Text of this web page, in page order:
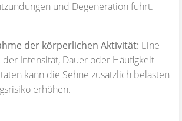
und Degeneration führt.
der körperlichen Aktivität: Eine
Intensität, Dauer oder Häufigkeit
kann die Sehne zusätzlich belasten
erhöhen.